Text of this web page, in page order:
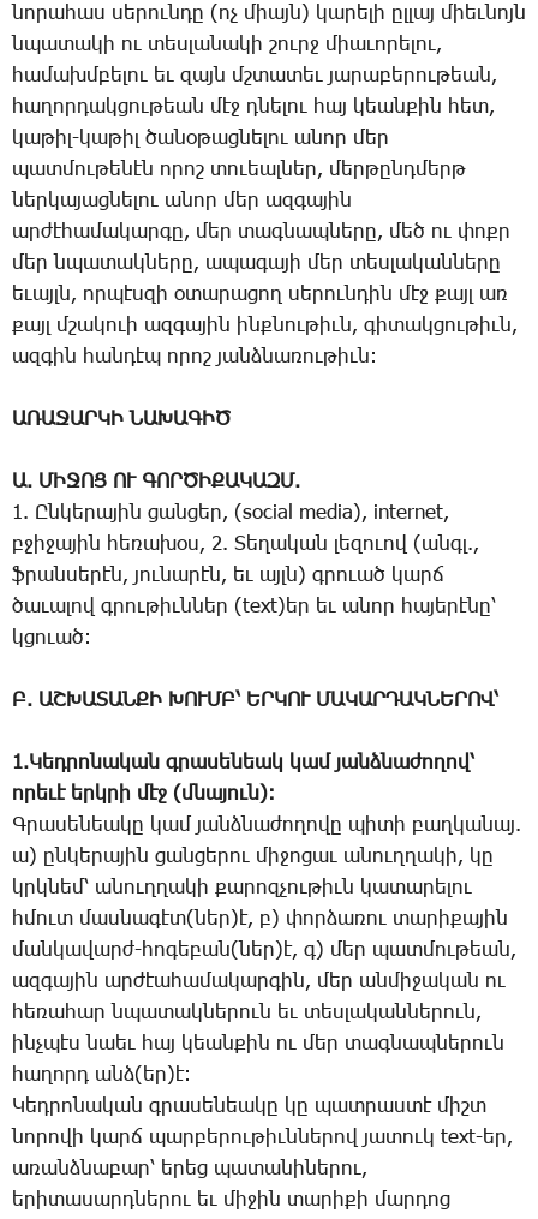
նո­րա­հաս սե­րուն­դը (ոչ միայն) կա­րե­լի ըլ­լայ միեւ­նոյն
նպա­տա­կի ու տես­լա­նա­կի շուրջ միա­ւո­րե­լու,
հա­մախմ­բե­լու եւ զայն մշտա­տեւ յա­րա­բե­րու­թեան,
հա­ղոր­դակ­ցու­թեան մէջ դնե­լու հայ կեան­քին հետ,
կա­թիլ-կա­թիլ ծա­նօ­թաց­նե­լու ա­նոր մեր
պատ­մու­թե­նէն ո­րոշ տո­ւեալ­ներ, մեր­թընդ­մերթ
ներ­կա­յաց­նե­լու ա­նոր մեր ազ­գա­յին
ար­ժէ­հա­մա­կար­գը, մեր տագ­նապ­նե­րը, մեծ ու փոքր
մեր նպա­տակ­նե­րը, ա­պա­գա­յի մեր տես­լա­կան­նե­րը
ե­ւայլն, որ­պէս­զի օ­տա­րա­ցող սե­րուն­դին մէջ քայլ առ
քայլ մշա­կո­ւի ազ­գա­յին ինք­նու­թիւն, գի­տակ­ցու­թիւն,
ազ­գին հան­դէպ ո­րոշ յանձ­նա­ռու­թիւն:
ԱՌԱՋԱՐԿԻ ՆԱԽԱԳԻԾ
Ա. ՄԻՋՈՑ ՈՒ ԳՈՐԾԻՔԱԿԱԶՄ.
1. Ըն­կե­րա­յին ցան­ցեր, (social media), internet,
բջի­ջա­յին հե­ռա­խօս, 2. ­Տե­ղա­կան լե­զո­ւով (անգլ.,
ֆրան­սե­րէն, յու­նա­րէն, եւ այլն) գրո­ւած կարճ
ծա­ւա­լով գրու­թիւն­ներ (text)եր եւ ա­նոր հա­յե­րէ­նը՝
կցո­ւած:
Բ. ԱՇԽԱՏԱՆՔԻ ԽՈՒՄԲ՝ ԵՐԿՈՒ ՄԱԿԱՐԴԱԿՆԵՐՈՎ՝
1.­Կեդ­րո­նա­կան գրա­սե­նեակ կամ յանձ­նա­ժո­ղով՝
ո­րե­ւէ երկ­րի մէջ (մնա­յուն):
Գ­րա­սե­նեա­կը կամ յանձ­նա­ժո­ղո­վը պի­տի բաղ­կա­նայ.
ա) ըն­կե­րա­յին ցան­ցե­րու մի­ջո­ցաւ ա­նուղ­ղա­կի, կը
կրկնեմ՝ ա­նուղ­ղա­կի քա­րոզ­չու­թիւն կա­տա­րե­լու
հմուտ մաս­նա­գէտ(ներ)է, բ) փոր­ձա­ռու տա­րի­քա­յին
ման­կա­վարժ-հո­գե­բան(ներ)է, գ) մեր պատ­մու­թեան,
ազ­գա­յին ար­ժէա­հա­մա­կար­գին, մեր ան­մի­ջա­կան ու
հե­ռա­հար նպա­տակ­նե­րուն եւ տես­լա­կան­նե­րուն,
ինչ­պէս նաեւ հայ կեան­քին ու մեր տագ­նապ­նե­րուն
հա­ղորդ անձ(եր)է:
­Կեդ­րո­նա­կան գրա­սե­նեա­կը կը պատ­րաս­տէ միշտ
նո­րո­վի կարճ պար­բե­րու­թիւն­նե­րով յա­տուկ text-եր,
ա­ռանձ­նա­բար՝ ե­րեց պա­տա­նի­նե­րու,
ե­րի­տա­սարդ­նե­րու եւ մի­ջին տա­րի­քի մար­դոց